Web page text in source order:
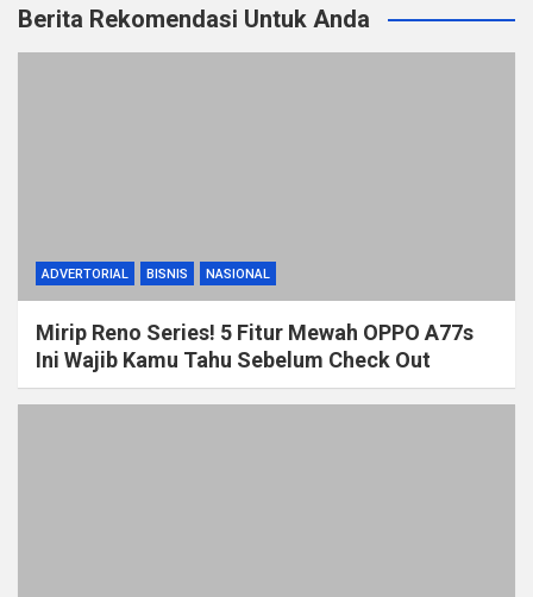
Berita Rekomendasi Untuk Anda
ADVERTORIAL BISNIS NASIONAL
Mirip Reno Series! 5 Fitur Mewah OPPO A77s
Ini Wajib Kamu Tahu Sebelum Check Out